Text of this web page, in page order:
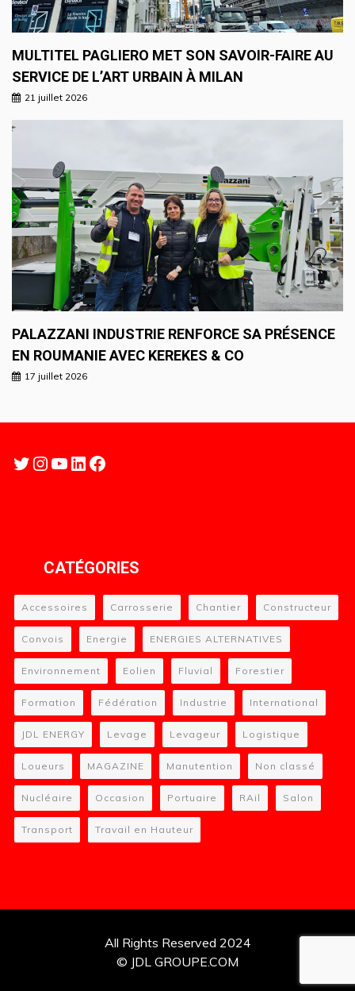
MULTITEL PAGLIERO MET SON SAVOIR-FAIRE AU
SERVICE DE L’ART URBAIN À MILAN
21 juillet 2026
PALAZZANI INDUSTRIE RENFORCE SA PRÉSENCE
EN ROUMANIE AVEC KEREKES & CO
17 juillet 2026
Twitter
Instagram
YouTube
LinkedIn
Facebook
CATÉGORIES
Accessoires Carrosserie Chantier Constructeur
Convois Energie ENERGIES ALTERNATIVES
Environnement Eolien Fluvial Forestier
Formation Fédération Industrie International
JDL ENERGY Levage Levageur Logistique
Loueurs MAGAZINE Manutention Non classé
Nucléaire Occasion Portuaire RAil Salon
Transport Travail en Hauteur
All Rights Reserved 2024
© JDL GROUPE.COM